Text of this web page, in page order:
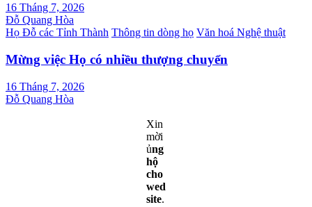
16 Tháng 7, 2026
Đỗ Quang Hòa
Họ Đỗ các Tỉnh Thành Thông tin dòng họ Văn hoá Nghệ thuật
Mừng việc Họ có nhiều thượng chuyển
16 Tháng 7, 2026
Đỗ Quang Hòa
Xin
mời
ủng
hộ
cho
wed
site.